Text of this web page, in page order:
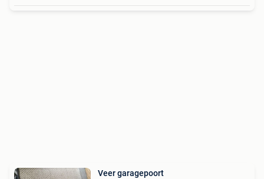
Veer garagepoort